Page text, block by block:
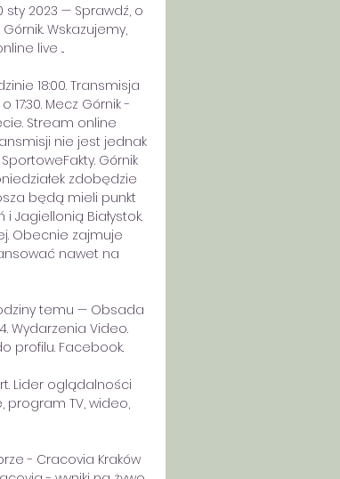
sty 2023 — Sprawdź, o
Wskazujemy,
live ...
18:00. Transmisja
Mecz Górnik -
Stream online
nie jest jednak
Górnik
zdobędzie
będą mieli punkt
Jagiellonią Białystok.
Obecnie zajmuje
nawet na
temu — Obsada
Wydarzenia Video.
profilu. Facebook.
Lider oglądalności
program TV, wideo,
- Cracovia Kraków